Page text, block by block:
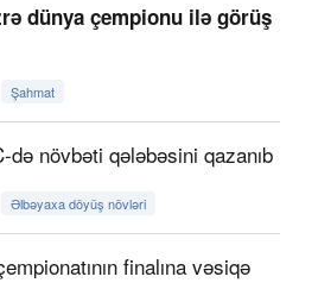
dünya çempionu ilə görüş
Şahmat
də növbəti qələbəsini qazanıb
Əlbəyaxa döyüş növləri
finalına vəsiqə